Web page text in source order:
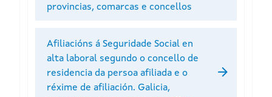
provincias, comarcas e concellos
Afiliacións á Seguridade Social en
alta laboral segundo o concello de
residencia da persoa afiliada e o
réxime de afiliación. Galicia,